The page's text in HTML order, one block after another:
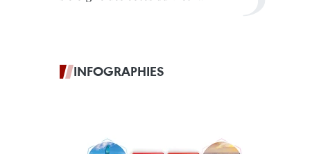
INFOGRAPHIES